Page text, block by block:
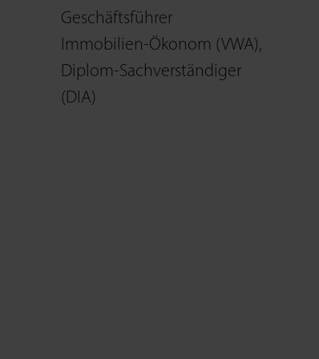
Geschäftsführer
Immobilien-Ökonom (VWA),
Diplom-Sachverständiger
(DIA)